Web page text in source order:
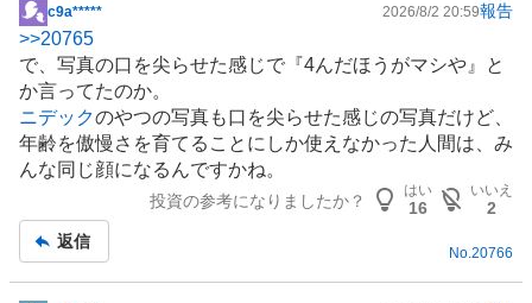
掲
示
板
記
事
c9a***** 2026/8/2 20:59報告
>>20765
で、 写真の口を尖らせた感じで『4んだほうがマシや』と
か言ってたのか。
ニデックのやつの写真も口を尖らせた感じの写真だけど、
年齢を傲慢さを育てることにしか使えなかった人間は、み
んな同じ顔になるんですかね。
投資の参考になりましたか？
はい
16
いいえ
2
返信
No.20766